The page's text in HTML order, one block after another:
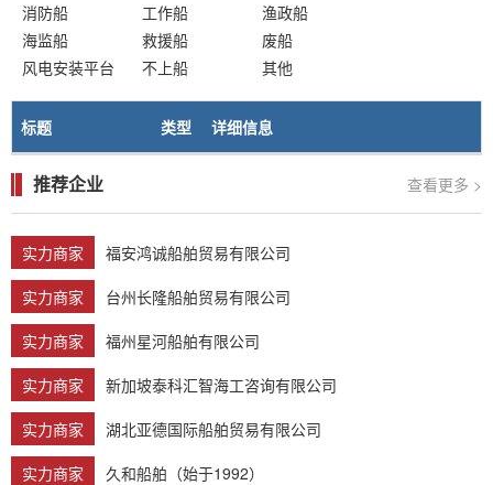
消防船
工作船
渔政船
海监船
救援船
废船
风电安装平台
不上船 其他
标题 类型 详细信息
推荐企业 查看更多 >
实力商家
福安鸿诚船舶贸易有限公司
实力商家
台州长隆船舶贸易有限公司
实力商家
福州星河船舶有限公司
实力商家
新加坡泰科汇智海工咨询有限公司
实力商家
湖北亚德国际船舶贸易有限公司
实力商家
久和船舶（始于1992）